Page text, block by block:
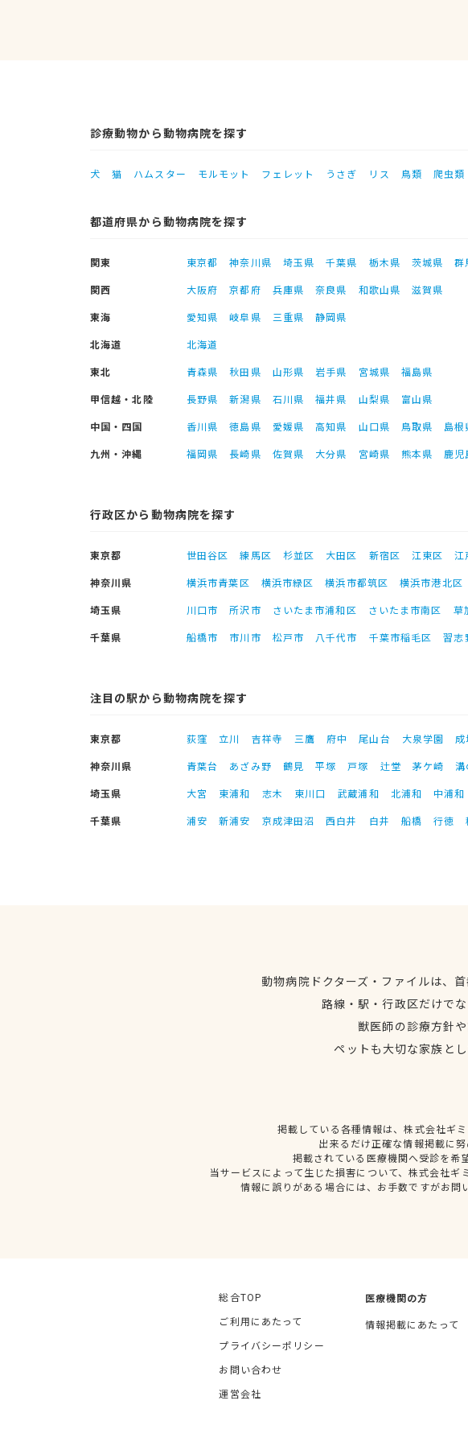
診療動物から動物病院を探す
犬 猫 ハムスター モルモット フェレット うさぎ リス 鳥類 爬虫類
都道府県から動物病院を探す
関東 東京都 神奈川県 埼玉県 千葉県 栃木県 茨城県
群
関西
大阪府 京都府 兵庫県 奈良県 和歌山県
滋賀県
東海
愛知県 岐阜県 三重県
静岡県
北海道
北海道
東北
青森県 秋田県 山形県 岩手県 宮城県
福島県
甲信越・北陸
長野県 新潟県 石川県 福井県 山梨県
富山県
中国・四国
香川県 徳島県 愛媛県 高知県 山口県 鳥取県 島根
九州・沖縄
福岡県 長崎県 佐賀県 大分県 宮崎県 熊本県 鹿児
行政区から動物病院を探す
東京都 世田谷区 練馬区 杉並区 大田区 新宿区 江東区 江
神奈川県
横浜市青葉区 横浜市緑区 横浜市都筑区 横浜市港北区
埼玉県
川口市 所沢市 さいたま市浦和区 さいたま市南区 草
千葉県
船橋市 市川市 松戸市 八千代市 千葉市稲毛区 習志
注目の駅から動物病院を探す
東京都 荻窪 立川 吉祥寺 三鷹 府中 尾山台 大泉学園
神奈川県
青葉台 あざみ野 鶴見 平塚 戸塚 辻堂 茅ケ崎
溝
埼玉県
大宮 東浦和 志木 東川口 武蔵浦和 北浦和 中浦和
千葉県
浦安 新浦安 京成津田沼 西白井 白井 船橋 行徳
動物病院ドクターズ・ファイルは、
路線・駅・行政区だけで
獣医師の診療方針
ペットも大切な家族と
掲載している各種情報は、株式会社ギ
出来るだけ正確な情報掲載に
掲載されている医療機関へ受診を希
当サービスによって生じた損害について、株式会社
情報に誤りがある場合には、お手数ですがお
総合TOP
ご利用にあたって
プライバシーポリシー
お問い合わせ
運営会社
医療機関の方
情報掲載にあたって